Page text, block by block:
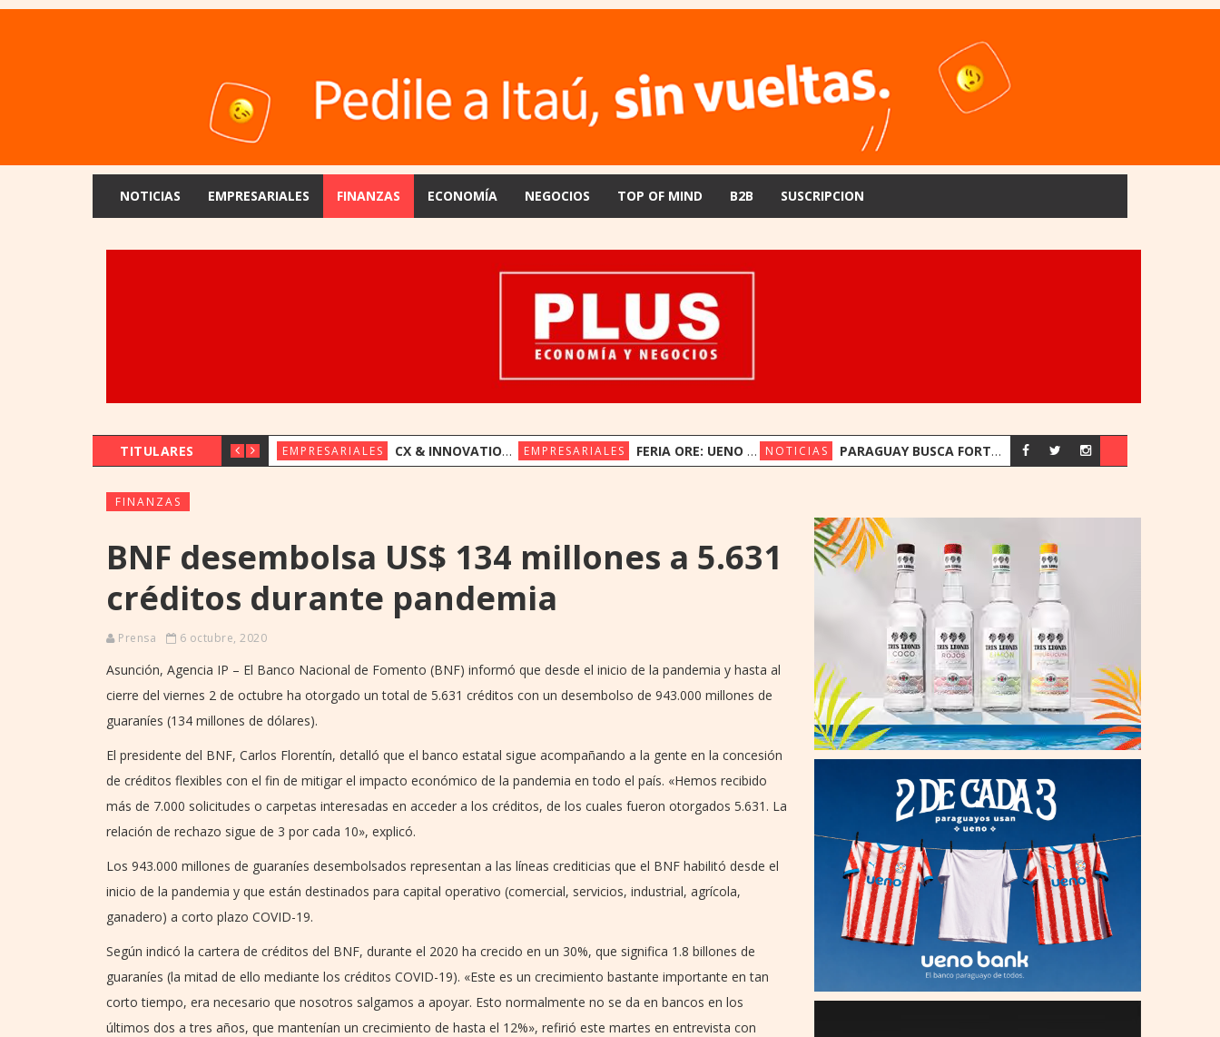
NOTICIAS EMPRESARIALES FINANZAS ECONOMÍA NEGOCIOS TOP OF MIND B2B SUSCRIPCION
TITULARES EMPRESARIALES CX & INNOVATION CONGRESS REÚNE A LÍDERES REGIONALES PARA EXPLORAR LA NUEVA ERA DE LA EXPERIENCIA DEL CLIENTE EMPRESARIALES FERIA ORE: UENO BANK APUESTA POR LA CULTURA INDÍGENA Y EL COMERCIO JUSTO NOTICIAS PARAGUAY BUSCA FORTALECER SU ESTRATEGIA ENERGÉTICA ANTE EL CRECIMIENTO DE LA DEMANDA
FINANZAS
BNF desembolsa US$ 134 millones a 5.631
créditos durante pandemia
Prensa 6 octubre, 2020
Asunción, Agencia IP – El Banco Nacional de Fomento (BNF) informó que desde el inicio de la pandemia y hasta al
cierre del viernes 2 de octubre ha otorgado un total de 5.631 créditos con un desembolso de 943.000 millones de
guaraníes (134 millones de dólares).
El presidente del BNF, Carlos Florentín, detalló que el banco estatal sigue acompañando a la gente en la concesión
de créditos flexibles con el fin de mitigar el impacto económico de la pandemia en todo el país. «Hemos recibido
más de 7.000 solicitudes o carpetas interesadas en acceder a los créditos, de los cuales fueron otorgados 5.631. La
relación de rechazo sigue de 3 por cada 10», explicó.
Los 943.000 millones de guaraníes desembolsados representan a las líneas crediticias que el BNF habilitó desde el
inicio de la pandemia y que están destinados para capital operativo (comercial, servicios, industrial, agrícola,
ganadero) a corto plazo COVID-19.
Según indicó la cartera de créditos del BNF, durante el 2020 ha crecido en un 30%, que significa 1.8 billones de
guaraníes (la mitad de ello mediante los créditos COVID-19). «Este es un crecimiento bastante importante en tan
corto tiempo, era necesario que nosotros salgamos a apoyar. Esto normalmente no se da en bancos en los
últimos dos a tres años, que mantenían un crecimiento de hasta el 12%», refirió este martes en entrevista con